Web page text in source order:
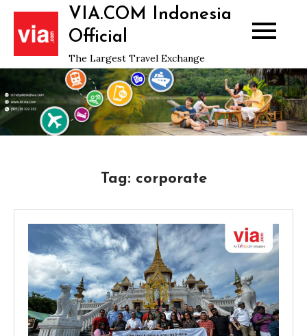
Skip
content
VIA.COM Indonesia
Official
The Largest Travel Exchange
Tag: corporate